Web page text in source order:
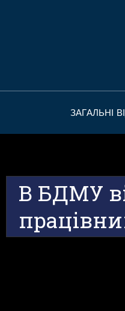
ЗАГАЛЬНІ
В БДМУ